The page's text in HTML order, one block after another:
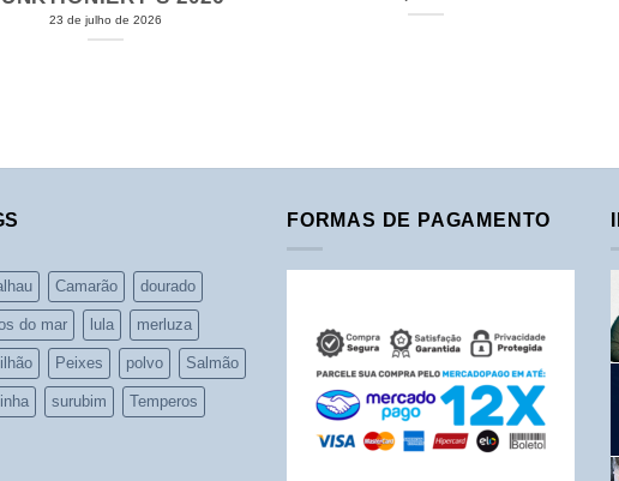
23 de julho de 2026
Camarão dourado
do mar lula merluza
Peixes polvo Salmão
surubim Temperos
FORMAS DE PAGAMENTO